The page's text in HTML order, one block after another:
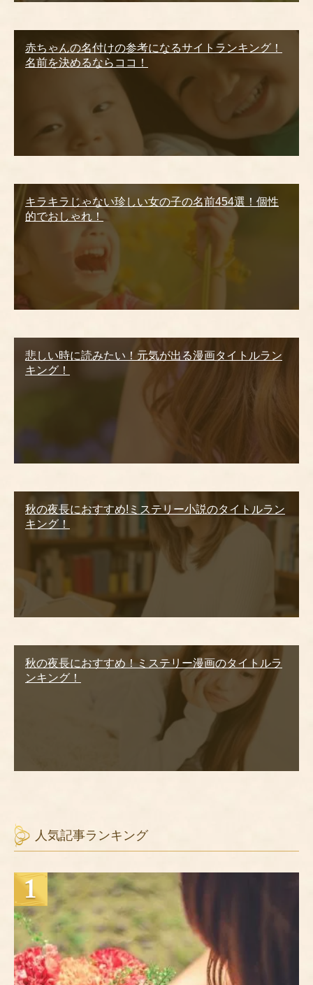
赤ちゃんの名付けの参考になるサイトランキング！
名前を決めるならココ！
キラキラじゃない珍しい女の子の名前454選！個性
的でおしゃれ！
悲しい時に読みたい！元気が出る漫画タイトルラン
キング！
秋の夜長におすすめ!ミステリー小説のタイトルラン
キング！
秋の夜長におすすめ！ミステリー漫画のタイトルラ
ンキング！
人気記事ランキング